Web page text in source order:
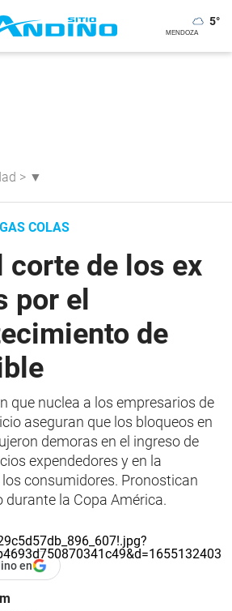
5°
> ▼
COLAS
corte de los ex
por el
de
que nuclea a los empresarios de
aseguran que los bloqueos en
demoras en el ingreso de
expendedores y en la
consumidores. Pronostican
la Copa América.
en